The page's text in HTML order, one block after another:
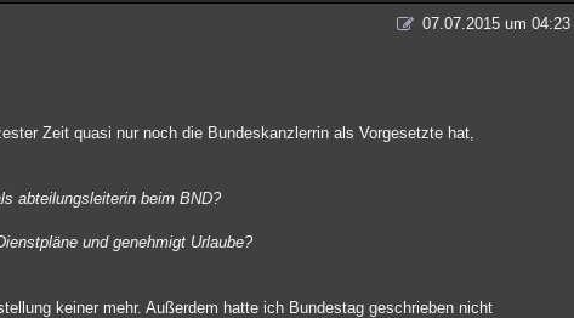
07.07.2015 um 04:23
Zeit quasi nur noch die Bundeskanzlerrin als Vorgesetzte hat,
abteilungsleiterin beim BND?
und genehmigt Urlaube?
keiner mehr. Außerdem hatte ich Bundestag geschrieben nicht